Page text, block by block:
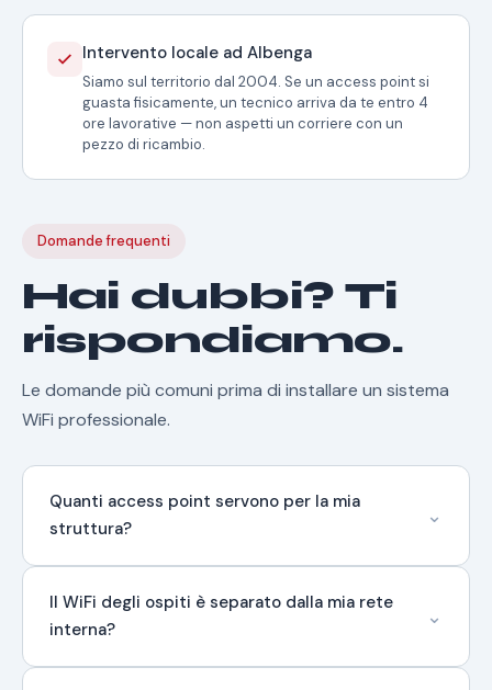
Intervento locale ad Albenga
Siamo sul territorio dal 2004. Se un access point si
guasta fisicamente, un tecnico arriva da te entro 4
ore lavorative — non aspetti un corriere con un
pezzo di ricambio.
Domande frequenti
Hai dubbi? Ti
rispondiamo.
Le domande più comuni prima di installare un sistema
WiFi professionale.
Quanti access point servono per la mia
struttura?
⌄
di utenti simultanei attesi. Lo scopriamo durante il
site survey gratuito. In linea generale, ogni access
Il WiFi degli ospiti è separato dalla mia rete
interna?
⌄